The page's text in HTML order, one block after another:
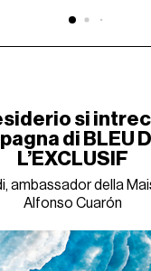
si
di BLEU
L’EXCLUSIF
ambassador della
Alfonso Cuarón